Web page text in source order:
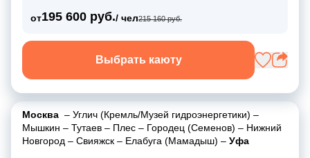
от195 600 руб./ чел215 160 руб.
Выбрать каюту
Москва – Углич (Кремль/Музей гидроэнергетики) –
Мышкин – Тутаев – Плес – Городец (Семенов) – Нижний
Новгород – Свияжск – Елабуга (Мамадыш) – Уфа